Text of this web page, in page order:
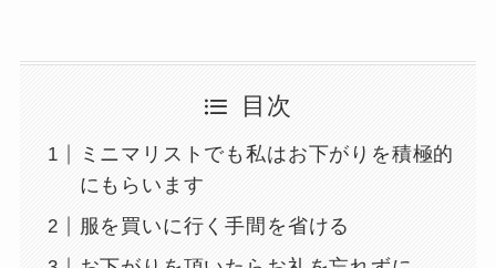
目次
ミニマリストでも私はお下がりを積極的
にもらいます
服を買いに行く手間を省ける